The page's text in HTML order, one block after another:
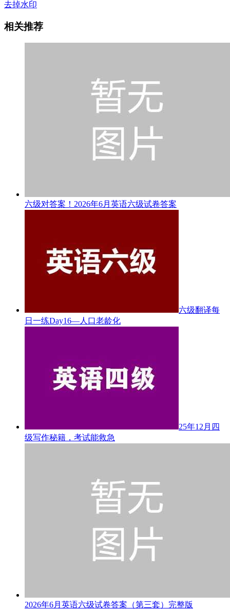
去掉水印
相关推荐
六级对答案！2026年6月英语六级试卷答案
六级翻译每
日一练Day16—人口老龄化
25年12月四
级写作秘籍，考试能救急
2026年6月英语六级试卷答案（第三套）完整版